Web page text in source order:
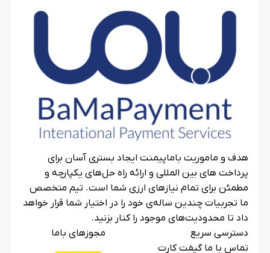
هدف و ماموریت باماپیمنت ایجاد بستری آسان برای
پرداخت های بین المللی و ارائه راه حل‌های یکپارچه و
مطمئن برای تمام نیازهای ارزی شما است. تیم متخصص
ما تجربیات چندین ساله‌ی خود را در اختیار شما قرار خواهد
داد تا محدودیت‌های موجود را کنار بزنید.
دسترسی سریع
تماس با ما گیفت کارت
مجوزهای باما